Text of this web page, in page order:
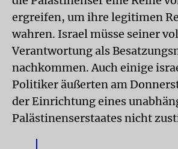
ergreifen, um ihre legitimen
wahren. Israel müsse seiner
Verantwortung als
nachkommen. Auch einige
Politiker äußerten am
der Einrichtung eines
Palästinenserstaates nicht